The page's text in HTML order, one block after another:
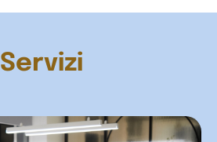
Servizi